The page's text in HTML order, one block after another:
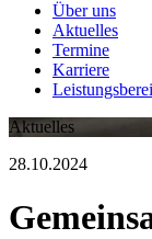
Über uns
Aktuelles
Termine
Karriere
Aktuelles
28.10.2024